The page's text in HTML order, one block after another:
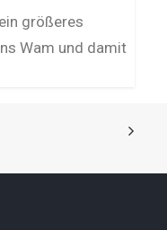
größeres
Wam und damit